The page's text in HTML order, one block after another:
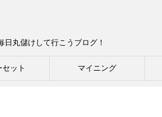
丸儲けして行こうブログ！
セット マイニング